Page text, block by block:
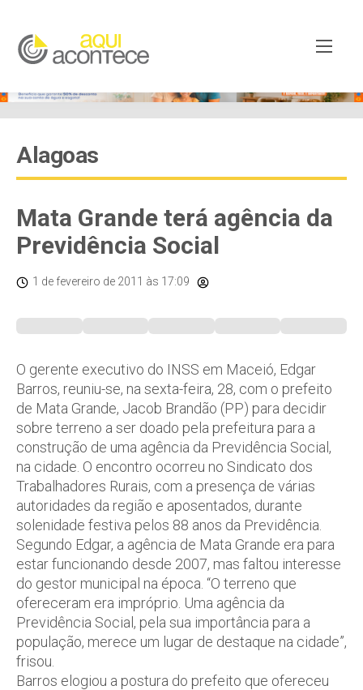
Alagoas
Mata Grande terá agência da
Previdência Social
1 de fevereiro de 2011 às 17:09
O gerente executivo do INSS em Maceió, Edgar
Barros, reuniu-se, na sexta-feira, 28, com o prefeito
de Mata Grande, Jacob Brandão (PP) para decidir
sobre terreno a ser doado pela prefeitura para a
construção de uma agência da Previdência Social,
na cidade. O encontro ocorreu no Sindicato dos
Trabalhadores Rurais, com a presença de várias
autoridades da região e aposentados, durante
solenidade festiva pelos 88 anos da Previdência.
Segundo Edgar, a agência de Mata Grande era para
estar funcionando desde 2007, mas faltou interesse
do gestor municipal na época. “O terreno que
ofereceram era impróprio. Uma agência da
Previdência Social, pela sua importância para a
população, merece um lugar de destaque na cidade”,
frisou.
Barros elogiou a postura do prefeito que ofereceu